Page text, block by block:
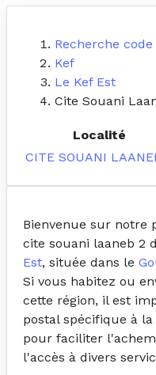
Recherche
Kef
Le Kef Est
Cite Souani
Localité
CITE SOUANI
Bienvenue sur notre
cite souani laaneb 2
Est, située dans le
Si vous habitez ou
cette région, il est
postal spécifique à
pour faciliter
l'accès à divers